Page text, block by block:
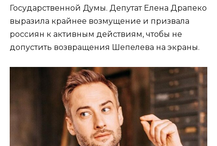
Государственной Думы. Депутат Елена Драпеко
выразила крайнее возмущение и призвала
россиян к активным действиям, чтобы не
допустить возвращения Шепелева на экраны.